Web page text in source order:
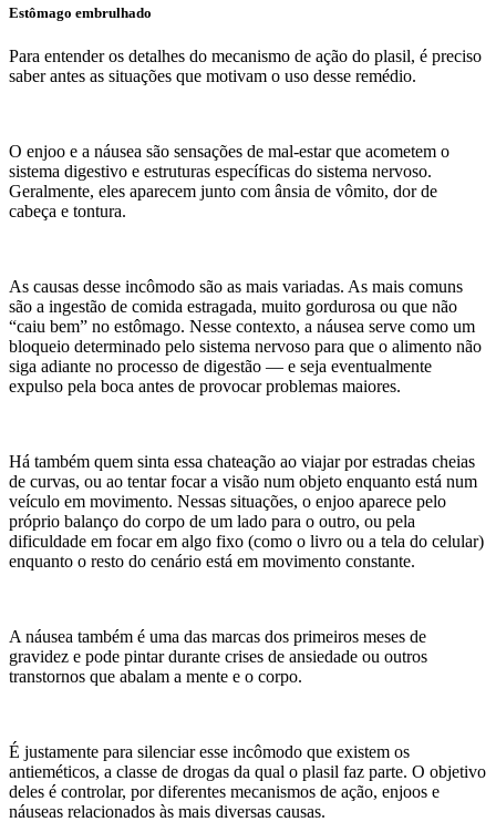
Estômago embrulhado
Para entender os detalhes do mecanismo de ação do plasil, é preciso
saber antes as situações que motivam o uso desse remédio.
O enjoo e a náusea são sensações de mal-estar que acometem o
sistema digestivo e estruturas específicas do sistema nervoso.
Geralmente, eles aparecem junto com ânsia de vômito, dor de
cabeça e tontura.
As causas desse incômodo são as mais variadas. As mais comuns
são a ingestão de comida estragada, muito gordurosa ou que não
“caiu bem” no estômago. Nesse contexto, a náusea serve como um
bloqueio determinado pelo sistema nervoso para que o alimento não
siga adiante no processo de digestão — e seja eventualmente
expulso pela boca antes de provocar problemas maiores.
Há também quem sinta essa chateação ao viajar por estradas cheias
de curvas, ou ao tentar focar a visão num objeto enquanto está num
veículo em movimento. Nessas situações, o enjoo aparece pelo
próprio balanço do corpo de um lado para o outro, ou pela
dificuldade em focar em algo fixo (como o livro ou a tela do celular)
enquanto o resto do cenário está em movimento constante.
A náusea também é uma das marcas dos primeiros meses de
gravidez e pode pintar durante crises de ansiedade ou outros
transtornos que abalam a mente e o corpo.
É justamente para silenciar esse incômodo que existem os
antieméticos, a classe de drogas da qual o plasil faz parte. O objetivo
deles é controlar, por diferentes mecanismos de ação, enjoos e
náuseas relacionados às mais diversas causas.